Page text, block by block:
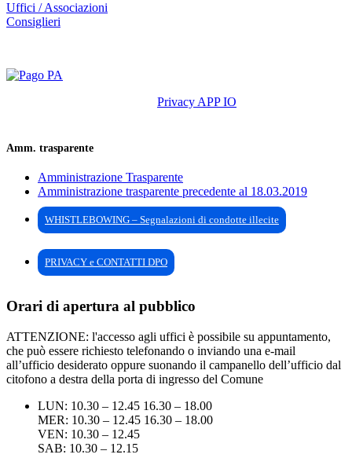
Uffici / Associazioni
Consiglieri
Privacy APP IO
Amm. trasparente
Amministrazione Trasparente
Amministrazione trasparente precedente al 18.03.2019
WHISTLEBOWING – Segnalazioni di condotte illecite
PRIVACY e CONTATTI DPO
Orari di apertura al pubblico
ATTENZIONE: l'accesso agli uffici è possibile su appuntamento,
che può essere richiesto telefonando o inviando una e-mail
all’ufficio desiderato oppure suonando il campanello dell’ufficio dal
citofono a destra della porta di ingresso del Comune
LUN: 10.30 – 12.45 16.30 – 18.00
MER: 10.30 – 12.45 16.30 – 18.00
VEN: 10.30 – 12.45
SAB: 10.30 – 12.15